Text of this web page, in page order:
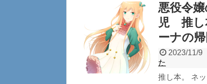
悪役令
児 推し
ーナの
2023/11/9
た
推し本。 ネ